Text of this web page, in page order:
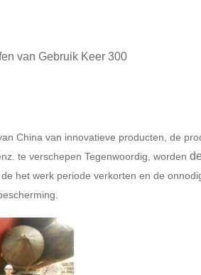
van Gebruik Keer 300
China van innovatieve producten, de
te verschepen Tegenwoordig, worden
het werk periode verkorten en de